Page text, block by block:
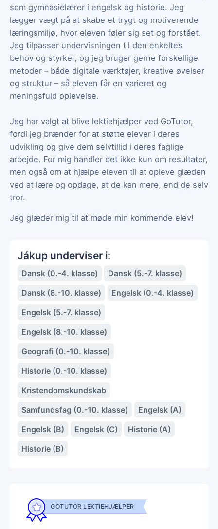
som gymnasielærer i engelsk og historie. Jeg
lægger vægt på at skabe et trygt og motiverende
læringsmiljø, hvor eleven føler sig set og forstået.
Jeg tilpasser undervisningen til den enkeltes
behov og styrker, og jeg bruger gerne forskellige
metoder – både digitale værktøjer, kreative øvelser
og struktur – så eleven får en varieret og
meningsfuld oplevelse.
Jeg har valgt at blive lektiehjælper ved GoTutor,
fordi jeg brænder for at støtte elever i deres
udvikling og give dem selvtillid i deres faglige
arbejde. For mig handler det ikke kun om resultater,
men også om at hjælpe eleven til at opleve glæden
ved at lære og opdage, at de kan mere, end de selv
tror.
Jeg glæder mig til at møde min kommende elev!
Jákup underviser i:
Dansk (0.-4. klasse)
Dansk (5.-7. klasse)
Dansk (8.-10. klasse)
Engelsk (0.-4. klasse)
Engelsk (5.-7. klasse)
Engelsk (8.-10. klasse)
Geografi (0.-10. klasse)
Historie (0.-10. klasse)
Kristendomskundskab
Samfundsfag (0.-10. klasse)
Engelsk (A)
Engelsk (B)
Engelsk (C)
Historie (A)
Historie (B)
GOTUTOR LEKTIEHJÆLPER